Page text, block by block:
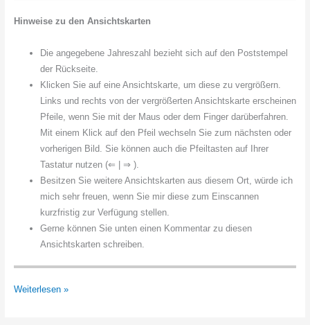
Hinweise zu den Ansichtskarten
Die angegebene Jahreszahl bezieht sich auf den Poststempel
der Rückseite.
Klicken Sie auf eine Ansichtskarte, um diese zu vergrößern.
Links und rechts von der vergrößerten Ansichtskarte erscheinen
Pfeile, wenn Sie mit der Maus oder dem Finger darüberfahren.
Mit einem Klick auf den Pfeil wechseln Sie zum nächsten oder
vorherigen Bild. Sie können auch die Pfeiltasten auf Ihrer
Tastatur nutzen (⇐ | ⇒ ).
Besitzen Sie weitere Ansichtskarten aus diesem Ort, würde ich
mich sehr freuen, wenn Sie mir diese zum Einscannen
kurzfristig zur Verfügung stellen.
Gerne können Sie unten einen Kommentar zu diesen
Ansichtskarten schreiben.
Sedanstrasse
Weiterlesen »